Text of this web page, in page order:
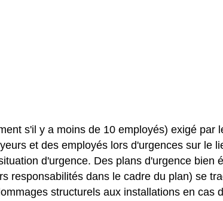
s'il y a moins de 10 employés) exigé par
et des employés lors d'urgences sur le
d'urgence. Des plans d'urgence bien
responsabilités dans le cadre du plan) se
structurels aux installations en cas